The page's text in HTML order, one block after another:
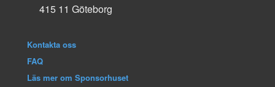
415 11 Göteborg
Kontakta oss
FAQ
Läs mer om Sponsorhuset